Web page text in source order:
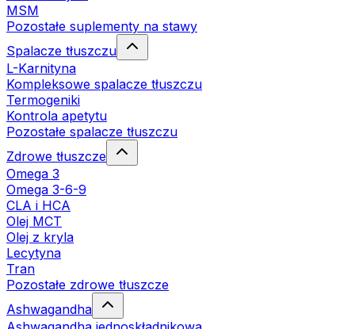
MSM
Pozostałe suplementy na stawy
Spalacze tłuszczu
L-Karnityna
Kompleksowe spalacze tłuszczu
Termogeniki
Kontrola apetytu
Pozostałe spalacze tłuszczu
Zdrowe tłuszcze
Omega 3
Omega 3-6-9
CLA i HCA
Olej MCT
Olej z kryla
Lecytyna
Tran
Pozostałe zdrowe tłuszcze
Ashwagandha